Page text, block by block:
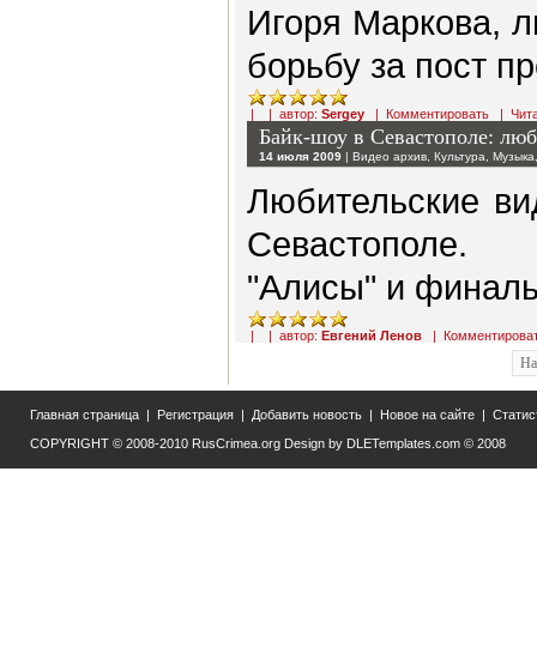
Игоря Маркова,
борьбу за пост
| | автор: Sergey | Комментировать |
Байк-шоу в Севастополе:
14 июля 2009 | Видео архив Культура Музыка
Любительские
Севастополе.
"Алисы" и
| | автор: Евгений Ленов |
Главная страница | Регистрация | Добавить новость | Новое на сайте |
COPYRIGHT © 2008-2010 RusCrimea.org Design by DLETemplates.com © 2008